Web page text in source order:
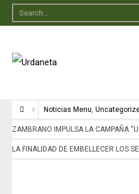
Noticias Menu,
ZAMBRANO IMPULSA LA CAMPAÑA
LA FINALIDAD DE EMBELLECER LOS